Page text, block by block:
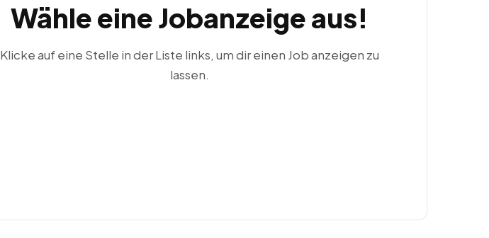
Wähle eine Jobanzeige aus!
Klicke auf eine Stelle in der Liste links, um dir einen Job anzeigen zu
lassen.